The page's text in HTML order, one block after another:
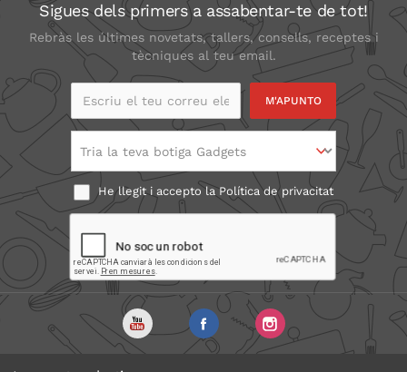
Sigues dels primers a assabentar-te de tot!
Rebràs les últimes novetats, tallers, consells, receptes i
tècniques al teu email.
Escriu el teu correu
Tria la teva botiga Gadgets
He llegit i accepto laPolítica de privacitat